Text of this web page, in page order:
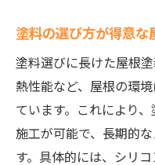
塗料の選び方が得意
塗料選びに長けた屋根
熱性能など、屋根の環
ています。これにより
施工が可能で、長期的
す。具体的には、シリ